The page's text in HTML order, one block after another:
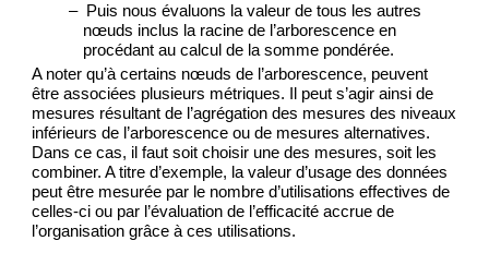
–  Puis nous évaluons la valeur de tous les autres
nœuds inclus la racine de l’arborescence en
procédant au calcul de la somme pondérée.
A noter qu’à certains nœuds de l’arborescence, peuvent
être associées plusieurs métriques. Il peut s’agir ainsi de
mesures résultant de l’agrégation des mesures des niveaux
inférieurs de l’arborescence ou de mesures alternatives.
Dans ce cas, il faut soit choisir une des mesures, soit les
combiner. A titre d’exemple, la valeur d’usage des données
peut être mesurée par le nombre d’utilisations effectives de
celles-ci ou par l’évaluation de l’efficacité accrue de
l’organisation grâce à ces utilisations.